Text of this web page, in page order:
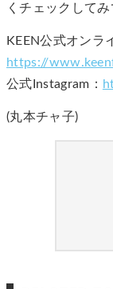
くチェックしてみ
KEEN公式オンラ
https://
公式Instagram：
(丸本チャ子)